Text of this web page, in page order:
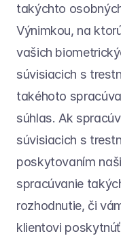
takýchto
Výnimkou, na
vašich
súvisiacich s
takéhoto
súhlas. Ak
súvisiacich s
poskytovaním
spracúvanie
rozhodnutie, či
klientovi